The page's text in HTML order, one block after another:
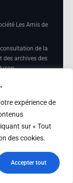
expérience de
sur « Tout
des cookies.
Accepter tout
Les Amis de
de la
des archives des